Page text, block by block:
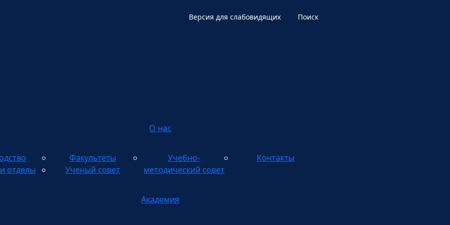
Версия для слабовидящих Поиск
О нас
отделы
Факультеты
Ученый совет
Учебно-
методический совет
Контакты
Академия